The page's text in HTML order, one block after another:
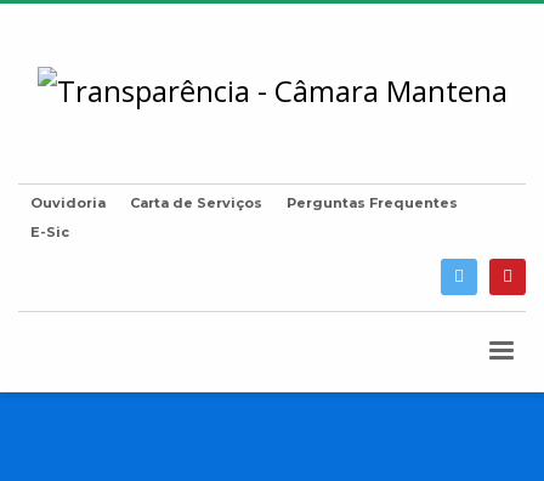
Ouvidoria Carta de Serviços
Perguntas Frequentes
E-Sic